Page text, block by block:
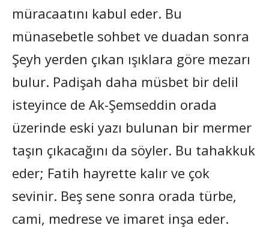
müracaatını kabul eder. Bu
münasebetle sohbet ve duadan sonra
Şeyh yerden çıkan ışıklara göre mezarı
bulur. Padişah daha müsbet bir delil
isteyince de Ak-Şemseddin orada
üzerinde eski yazı bulunan bir mermer
taşın çıkacağını da söyler. Bu tahakkuk
eder; Fatih hayrette kalır ve çok
sevinir. Beş sene sonra orada türbe,
cami, medrese ve imaret inşa eder.